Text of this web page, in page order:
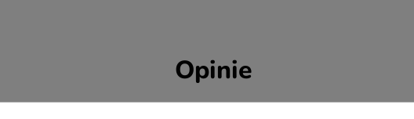
Opinie